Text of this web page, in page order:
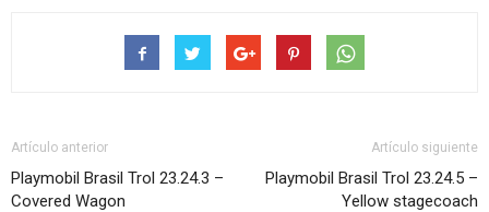
Artículo anterior
Playmobil Brasil Trol 23.24.3 –
Covered Wagon
Artículo siguiente
Playmobil Brasil Trol 23.24.5 –
Yellow stagecoach